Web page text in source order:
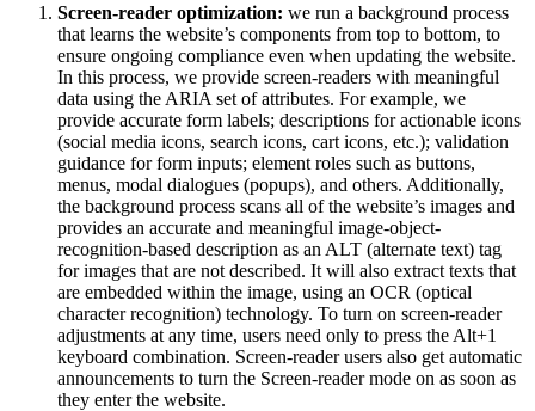
Screen-reader optimization: we run a background process
that learns the website’s components from top to bottom, to
ensure ongoing compliance even when updating the website.
In this process, we provide screen-readers with meaningful
data using the ARIA set of attributes. For example, we
provide accurate form labels; descriptions for actionable icons
(social media icons, search icons, cart icons, etc.); validation
guidance for form inputs; element roles such as buttons,
menus, modal dialogues (popups), and others. Additionally,
the background process scans all of the website’s images and
provides an accurate and meaningful image-object-
recognition-based description as an ALT (alternate text) tag
for images that are not described. It will also extract texts that
are embedded within the image, using an OCR (optical
character recognition) technology. To turn on screen-reader
adjustments at any time, users need only to press the Alt+1
keyboard combination. Screen-reader users also get automatic
announcements to turn the Screen-reader mode on as soon as
they enter the website.